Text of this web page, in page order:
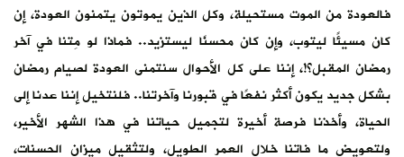
فالعودة من الموت مستحيلة، وكل الذين يموتون يتمنون العودة، إن
كان مسيئًا ليتوب، وإن كان محسنًا ليستزيد.. فماذا لو مِتنا في آخر
رمضان المقبل؟!، إننا على كل الأحوال سنتمنى العودة لصيام رمضان
بشكل جديد يكون أكثر نفعًا في قبورنا وآخرتنا.. فلنتخيل إننا عدنا إلى
الحياة، وأخذنا فرصة أخيرة لتجميل حياتنا في هذا الشهر الأخير،
ولتعويض ما فاتنا خلال العمر الطويل، ولتثقيل ميزان الحسنات،